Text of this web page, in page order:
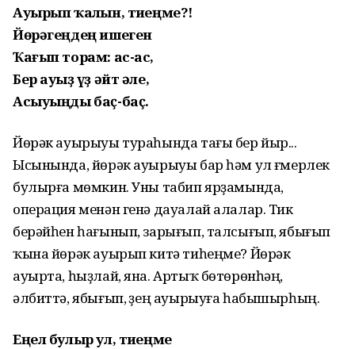
Ауырып ҡалһын, тиһеңме?!
Йөрәгеңдең ишеген
Ҡағып торам: ас-ас,
Бер ауыҙ һүҙ әйт әле,
Асыуыңды баҫ-баҫ.
Йөрәк ауырыуы тураһында тағы бер йыр...
Ысынында, йөрәк ауырыуы бар һәм ул ғүмерлек
булырға мөмкин. Уны табип ярҙамында,
операция менән генә дауалай алалар. Тик
берәйһен һағынып, зарығып, талсығып, ябығып
ҡына йөрәк ауырып китә тиһеңме? Йөрәк
ауырта, һыҙлай, яна. Артыҡ бөтөрөнһәң,
әлбиттә, ябығып, үҙең ауырыуға һабышырһың.
Еңел булыр ул, тиһеңме